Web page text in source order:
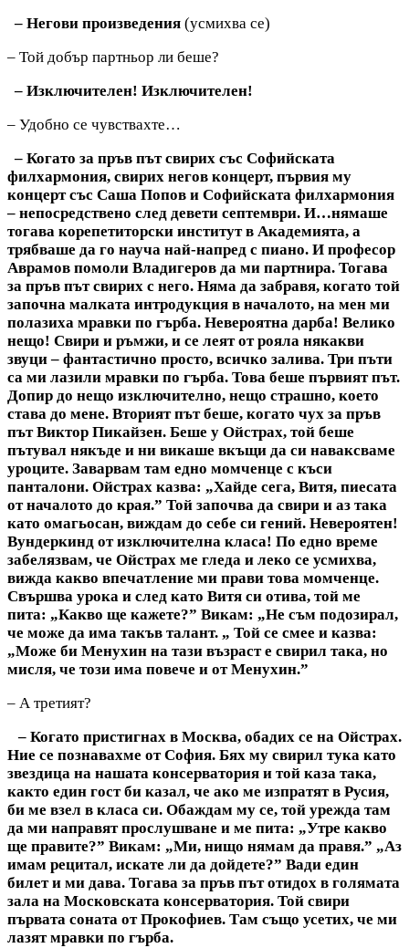
– Негови произведения (усмихва се)
– Той добър партньор ли беше?
– Изключителен! Изключителен!
– Удобно се чувствахте…
– Когато за пръв път свирих със Софийската
филхармония, свирих негов концерт, първия му
концерт със Саша Попов и Софийската филхармония
– непосредствено след девети септември. И…нямаше
тогава корепетиторски институт в Академията, а
трябваше да го науча най-напред с пиано. И професор
Аврамов помоли Владигеров да ми партнира. Тогава
за пръв път свирих с него. Няма да забравя, когато той
започна малката интродукция в началото, на мен ми
полазиха мравки по гърба. Невероятна дарба! Велико
нещо! Свири и ръмжи, и се леят от рояла някакви
звуци – фантастично просто, всичко залива. Три пъти
са ми лазили мравки по гърба. Това беше първият път.
Допир до нещо изключително, нещо страшно, което
става до мене. Вторият път беше, когато чух за пръв
път Виктор Пикайзен. Беше у Ойстрах, той беше
пътувал някъде и ни викаше вкъщи да си наваксваме
уроците. Заварвам там едно момченце с къси
панталони. Ойстрах казва: „Хайде сега, Витя, пиесата
от началото до края.” Той започва да свири и аз така
като омагьосан, виждам до себе си гений. Невероятен!
Вундеркинд от изключителна класа! По едно време
забелязвам, че Ойстрах ме гледа и леко се усмихва,
вижда какво впечатление ми прави това момченце.
Свършва урока и след като Витя си отива, той ме
пита: „Какво ще кажете?” Викам: „Не съм подозирал,
че може да има такъв талант. „ Той се смее и казва:
„Може би Менухин на тази възраст е свирил така, но
мисля, че този има повече и от Менухин.”
– А третият?
– Когато пристигнах в Москва, обадих се на Ойстрах.
Ние се познавахме от София. Бях му свирил тука като
звездица на нашата консерватория и той каза така,
както един гост би казал, че ако ме изпратят в Русия,
би ме взел в класа си. Обаждам му се, той урежда там
да ми направят прослушване и ме пита: „Утре какво
ще правите?” Викам: „Ми, нищо нямам да правя.” „Аз
имам рецитал, искате ли да дойдете?” Вади един
билет и ми дава. Тогава за пръв път отидох в голямата
зала на Московската консерватория. Той свири
първата соната от Прокофиев. Там също усетих, че ми
лазят мравки по гърба.